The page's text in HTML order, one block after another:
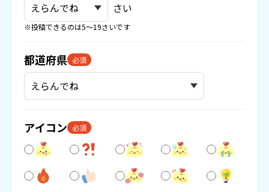
さい
※投稿できるのは5〜19さいです
都道府県 必須
アイコン 必須